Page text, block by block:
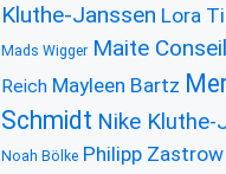
Kluthe-Janssen Lora
Mads Wigger Maite Conseil
Reich Mayleen Bartz
Schmidt Nike Kluthe-
Noah Bölke Philipp Zastrow